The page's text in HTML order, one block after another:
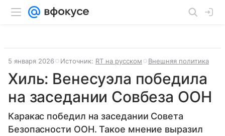
5 января 2026 Источник: RT на русском Внешняя политика
Хиль: Венесуэла победила
на заседании Совбеза ООН
Каракас победил на заседании Совета
Безопасности ООН. Такое мнение выразил